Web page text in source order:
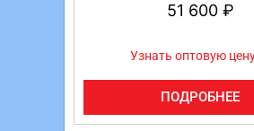
51 600 ₽
Узнать оптовую
ПОДРОБНЕЕ